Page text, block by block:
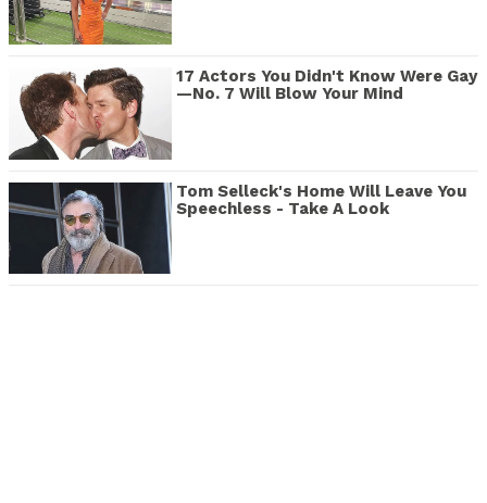
17 Actors You Didn't Know Were Gay
—No. 7 Will Blow Your Mind
Tom Selleck's Home Will Leave You
Speechless - Take A Look